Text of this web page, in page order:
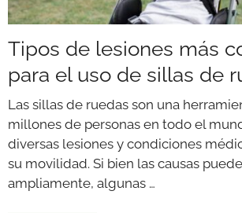
Tipos de lesiones más
para el uso de sillas de
Las sillas de ruedas son una
millones de personas en todo el
diversas lesiones y condiciones
su movilidad. Si bien las causas
ampliamente, algunas …